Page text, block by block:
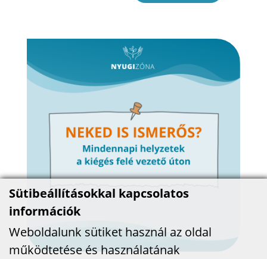
Sütibeállításokkal kapcsolatos
információk
Weboldalunk sütiket használ az oldal
működtetése és használatának